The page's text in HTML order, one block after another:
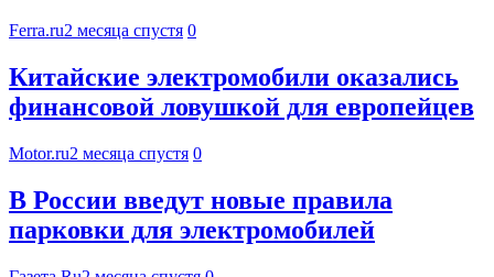
Ferra.ru2 месяца спустя 0
Китайские электромобили оказались
финансовой ловушкой для европейцев
Motor.ru2 месяца спустя 0
В России введут новые правила
парковки для электромобилей